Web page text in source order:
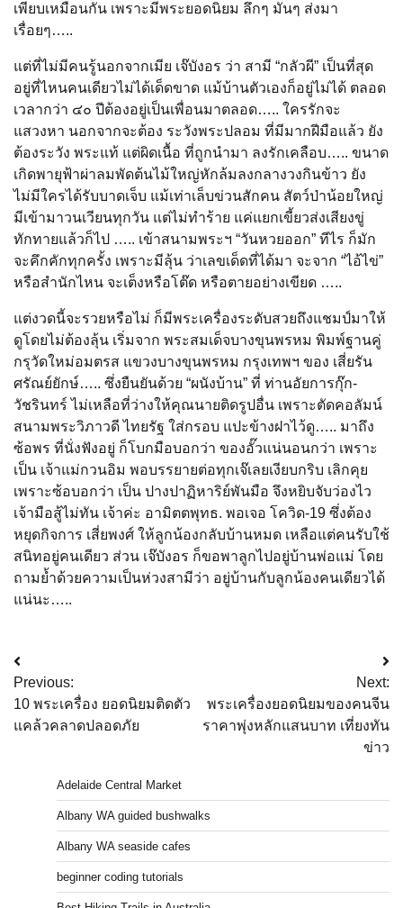
เพียบเหมือนกัน เพราะมีพระยอดนิยม ลึกๆ มันๆ ส่งมา
เรื่อยๆ…..
แต่ที่ไม่มีคนรู้นอกจากเมีย เจ๊บังอร ว่า สามี “กลัวผี” เป็นที่สุด
อยู่ที่ไหนคนเดียวไม่ได้เด็ดขาด แม้บ้านตัวเองก็อยู่ไม่ได้ ตลอด
เวลากว่า ๔๐ ปีต้องอยู่เป็นเพื่อนมาตลอด….. ใครรักจะ
แสวงหา นอกจากจะต้อง ระวังพระปลอม ที่มีมากฝีมือแล้ว ยัง
ต้องระวัง พระแท้ แต่ผิดเนื้อ ที่ถูกนำมา ลงรักเคลือบ….. ขนาด
เกิดพายุฟ้าผ่าลมพัดต้นไม้ใหญ่หักล้มลงกลางวงกินข้าว ยัง
ไม่มีใครได้รับบาดเจ็บ แม้เท่าเล็บข่วนสักคน สัตว์ป่าน้อยใหญ่
มีเข้ามาวนเวียนทุกวัน แต่ไม่ทำร้าย แค่แยกเขี้ยวส่งเสียงขู่
ทักทายแล้วก็ไป ….. เข้าสนามพระฯ “วันหวยออก” ทีไร ก็มัก
จะคึกคักทุกครั้ง เพราะมีลุ้น ว่าเลขเด็ดที่ได้มา จะจาก “ไอ้ไข่”
หรือสำนักไหน จะเต็งหรือโต๊ด หรือตายอย่างเขียด …..
แต่งวดนี้จะรวยหรือไม่ ก็มีพระเครื่องระดับสวยถึงแชมป์มาให้
ดูโดยไม่ต้องลุ้น เริ่มจาก พระสมเด็จบางขุนพรหม พิมพ์ฐานคู่
กรุวัดใหม่อมตรส แขวงบางขุนพรหม กรุงเทพฯ ของ เสี่ยรัน
ศรัณย์ยักษ์….. ซึ่งยืนยันด้วย “ผนังบ้าน” ที่ ท่านอัยการกุ๊ก-
วัชรินทร์ ไม่เหลือที่ว่างให้คุณนายติดรูปอื่น เพราะตัดคอลัมน์
สนามพระวิภาวดี ไทยรัฐ ใส่กรอบ แปะข้างฝาไว้ดู….. มาถึง
ซ้อพร ที่นั่งฟังอยู่ ก็โบกมือบอกว่า ของอั๊วแน่นอนกว่า เพราะ
เป็น เจ้าแม่กวนอิม พอบรรยายต่อทุกเจ๊เลยเงียบกริบ เลิกคุย
เพราะซ้อบอกว่า เป็น ปางปาฏิหาริย์พันมือ จึงหยิบจับว่องไว
เจ้ามือสู้ไม่ทัน เจ้าค่ะ อามิตตพุทธ. พอเจอ โควิด-19 ซึ่งต้อง
หยุดกิจการ เสี่ยพงศ์ ให้ลูกน้องกลับบ้านหมด เหลือแต่คนรับใช้
สนิทอยู่คนเดียว ส่วน เจ๊บังอร ก็ขอพาลูกไปอยู่บ้านพ่อแม่ โดย
ถามย้ำด้วยความเป็นห่วงสามีว่า อยู่บ้านกับลูกน้องคนเดียวได้
แน่นะ…..
Post
navigation
Previous:
10 พระเครื่อง ยอดนิยมติดตัว
แคล้วคลาดปลอดภัย
Next:
พระเครื่องยอดนิยมของคนจีน
ราคาพุ่งหลักแสนบาท เที่ยงทัน
ข่าว
Adelaide Central Market
Albany WA guided bushwalks
Albany WA seaside cafes
beginner coding tutorials